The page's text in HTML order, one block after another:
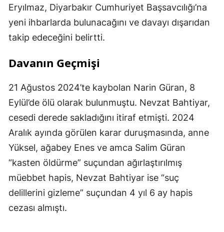
Eryılmaz, Diyarbakır Cumhuriyet Başsavcılığı’na
yeni ihbarlarda bulunacağını ve davayı dışarıdan
takip edeceğini belirtti.
Davanın Geçmişi
21 Ağustos 2024’te kaybolan Narin Güran, 8
Eylül’de ölü olarak bulunmuştu. Nevzat Bahtiyar,
cesedi derede sakladığını itiraf etmişti. 2024
Aralık ayında görülen karar duruşmasında, anne
Yüksel, ağabey Enes ve amca Salim Güran
“kasten öldürme” suçundan ağırlaştırılmış
müebbet hapis, Nevzat Bahtiyar ise “suç
delillerini gizleme” suçundan 4 yıl 6 ay hapis
cezası almıştı.